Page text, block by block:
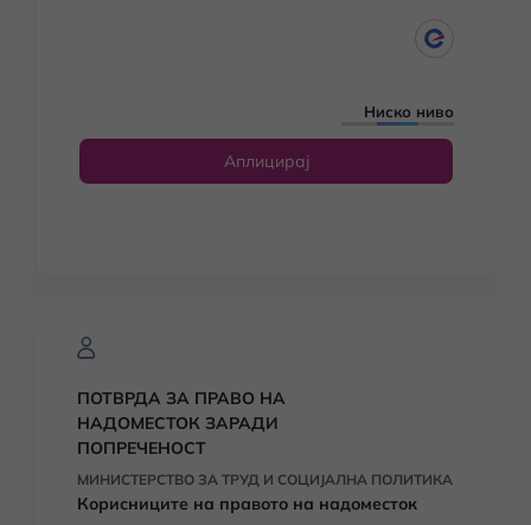
Ниско ниво
Аплицирај
ПОТВРДА ЗА ПРАВО НА
НАДОМЕСТОК ЗАРАДИ
ПОПРЕЧЕНОСТ
МИНИСТЕРСТВО ЗА ТРУД И СОЦИЈАЛНА ПОЛИТИКА
Корисниците на правото на надоместок